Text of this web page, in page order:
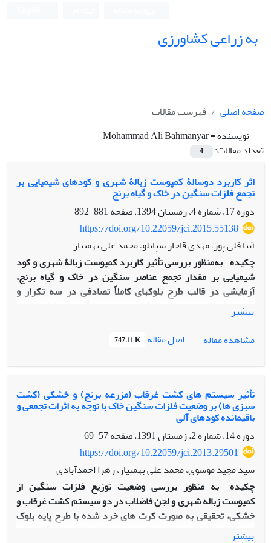
به زراعی کشاورزی
صفحه اصلی
فهرست مقالات
نویسنده =Mohammad Ali Bahmanyar
تعداد مقالات:
4
اثر کاربرد دوسالۀ کمپوست زبالۀ شهری و کودهای شیمیایی بر
تجمع فلزات سنگین در خاک و گیاه برنج
دوره 17، شماره 4، زمستان 1394، صفحه
881-892
https://doi.org/10.22059/jci.2015.55138
آتنا قلی پور، مهدی قاجار سپانلو، محمد علی بهمنیار
چکیده به‌منظور بررسی تأثیر کاربرد کمپوست زبالۀ شهری و کود
شیمیایی بر مقدار تجمع عناصر سنگین در خاک و گیاه برنج،
آزمایشی در قالب طرح بلوک­های کاملاً تصادفی در سه تکرار و
چهارده تیمار کودی، در مزرعۀ تحقیقاتی دانشگاه علوم کشاورزی و
مقادیر 25، 50 و 75 درصد کود شیمیایی بودند. کاربرد دوسالۀ
افزایش معناداری نداشت، اما در ریشۀ گیاه برنج عنصر سرب، در
اندام هوایی سرب، کادمیوم، نیکل و کروم و در دانۀ تنها کادمیوم
افزایش معناداری در اثر کاربرد کمپوست نشان داد. در ضمن در
تیمار 45 تن کمپوست زبالۀ شهری + 75 درصد کود شیمیایی
حداکثر مقدار عناصر سنگین تجمع یافت. ازاین‌رو با کاربرد
کمپوست زبالۀ شهری، مقدار فلز سنگین در خاک و گیاه افزایش
یافت، اما غلظت آنها تا دو سال کمتر از محدودۀ سمیت عناصر مورد
مطالعه بود.
بیشتر
مشاهده مقاله
اصل مقاله 747.11 K
تأثیر سیستم های کشت غرقاب (مزرعه برنج) و خشکی (کشت
سبزی ها) بر وضعیت فلزات سنگین خاک با توجه به اثرات تجمعی و
باقیمانده کودهای آلی
دوره 14، شماره 2، زمستان 1391، صفحه
57-69
https://doi.org/10.22059/jci.2013.29501
سید مجید موسوی، محمد علی بهمنیار، زهرا احمدآبادی
چکیده به منظور بررسی وضعیت توزیع فلزات سنگین از
کمپوست زباله شهری و لجن فاضلاب در دو سیستم کشت غرقاب و
خشکی، تحقیقی به صورت کرت های خرد شده با طرح پایه بلوک
کامل تصادفی با سه تکرار در مزرعه پژوهشی دانشگاه علوم
بیشتر